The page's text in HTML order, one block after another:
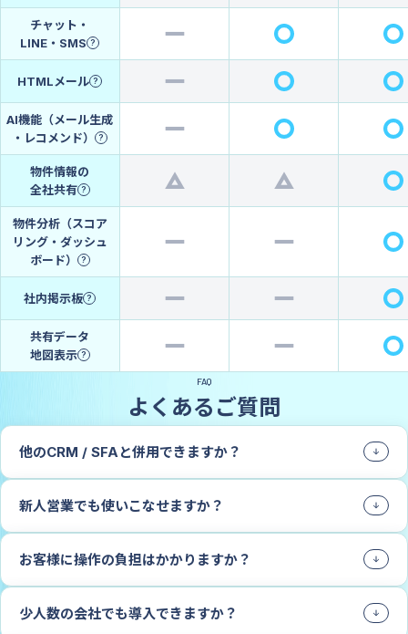
チャット・
LINE・SMS ?
HTMLメール ?
AI機能（メール生成
・レコメンド）
?
物件情報の
全社共有 ?
物件分析（スコア
リング・ダッシュ
ボード）
?
社内掲示板 ?
共有データ
地図表示 ?
FAQ
よくあるご質問
他のCRM / SFAと併用できますか？
新人営業でも使いこなせますか？
お客様に操作の負担はかかりますか？
少人数の会社でも導入できますか？